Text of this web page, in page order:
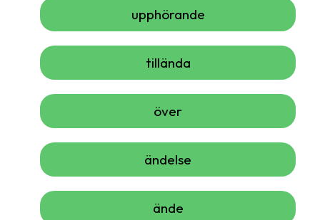
upphörande
tillända
över
ändelse
ände